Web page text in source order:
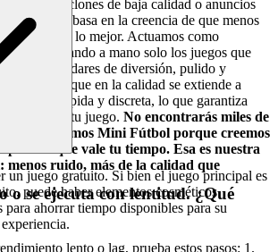
con clones de baja calidad o anuncios
se basa en la creencia de que menos
"menos" sea lo mejor. Actuamos como
seleccionando a mano solo los juegos que
estándares de diversión, pulido y
Este enfoque en la calidad se extiende a
es limpia, rápida y discreta, lo que garantiza
del flujo de tu juego. No encontrarás miles de
Presentamos Mini Fútbol porque creemos
que vale tu tiempo. Esa es nuestra
ruido, más de la calidad que
un juego gratuito. Si bien el juego principal es
puede haber elementos cosméticos
para ahorrar tiempo disponibles para su
o se ejecuta con lentitud. ¿Qué
lento o lag, prueba estos pasos: 1.